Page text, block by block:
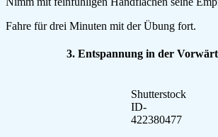
Fahre für drei Minuten mit der Übung fort.
3. Entspannung in der
Shutterstock
ID-
422380477